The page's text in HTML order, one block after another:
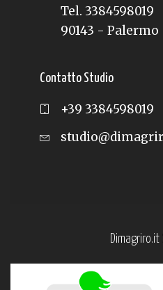
Tel. 3384598019
90143 - Palermo
Contatto Studio
+39 3384598019